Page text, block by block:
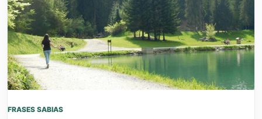
FRASES SABIAS